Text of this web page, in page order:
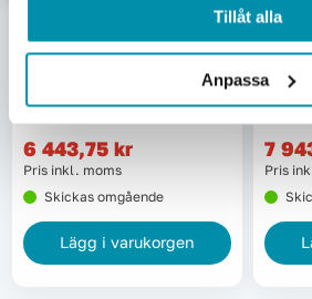
Tillåt alla
Anpassa
Spilloljesug Vaccum 65l
6 443,75 kr
Pris inkl. moms
Skickas omgående
Lägg i varukorgen
Med
7
Pris